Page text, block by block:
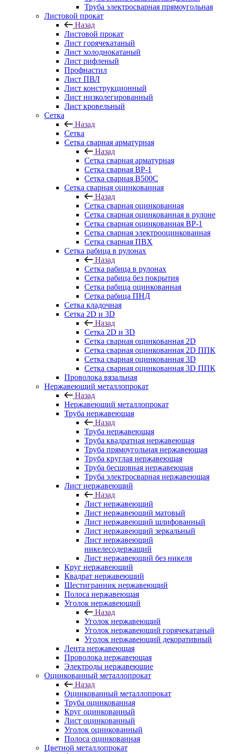
Труба электросварная прямоугольная
Листовой прокат
Назад
Листовой прокат
Лист горячекатаный
Лист холоднокатаный
Лист рифленый
Профнастил
Лист ПВЛ
Лист конструкционный
Лист низколегированный
Лист кровельный
Сетка
Назад
Сетка
Сетка сварная арматурная
Назад
Сетка сварная арматурная
Сетка сварная ВР-1
Сетка сварная В500С
Сетка сварная оцинкованная
Назад
Сетка сварная оцинкованная
Сетка сварная оцинкованная в рулоне
Сетка сварная оцинкованная ВР-1
Сетка сварная электрооцинкованная
Сетка сварная ПВХ
Сетка рабица в рулонах
Назад
Сетка рабица в рулонах
Сетка рабица без покрытия
Сетка рабица оцинкованная
Сетка рабица ПНД
Сетка кладочная
Сетка 2D и 3D
Назад
Сетка 2D и 3D
Сетка сварная оцинкованная 2D
Сетка сварная оцинкованная 2D ППК
Сетка сварная оцинкованная 3D
Сетка сварная оцинкованная 3D ППК
Проволока вязальная
Нержавеющий металлопрокат
Назад
Нержавеющий металлопрокат
Труба нержавеющая
Назад
Труба нержавеющая
Труба квадратная нержавеющая
Труба прямоугольная нержавеющая
Труба круглая нержавеющая
Труба бесшовная нержавеющая
Труба электросварная нержавеющая
Лист нержавеющий
Назад
Лист нержавеющий
Лист нержавеющий матовый
Лист нержавеющий шлифованный
Лист нержавеющий зеркальный
Лист нержавеющий
никелесодержащий
Лист нержавеющий без никеля
Круг нержавеющий
Квадрат нержавеющий
Шестигранник нержавеющий
Полоса нержавеющая
Уголок нержавеющий
Назад
Уголок нержавеющий
Уголок нержавеющий горячекатаный
Уголок нержавеющий декоративный
Лента нержавеющая
Проволока нержавеющая
Электроды нержавеющие
Оцинкованный металлопрокат
Назад
Оцинкованный металлопрокат
Труба оцинкованная
Круг оцинкованный
Лист оцинкованный
Уголок оцинкованный
Полоса оцинкованная
Цветной металлопрокат